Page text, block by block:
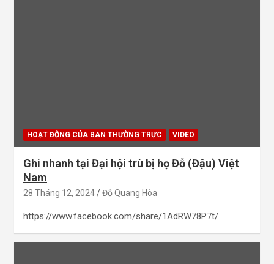
HOẠT ĐỘNG CỦA BAN THƯỜNG TRỰC VIDEO
Ghi nhanh tại Đại hội trù bị họ Đỗ (Đậu) Việt
Nam
28 Tháng 12, 2024 Đỗ Quang Hòa
https://www.facebook.com/share/1AdRW78P7t/